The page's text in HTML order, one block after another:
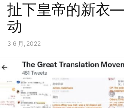
扯下皇帝的新衣
动
3 6 月, 2022